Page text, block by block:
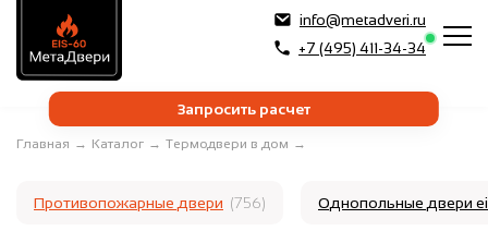
info@metadveri.ru
+7 (495) 411-34-34
Запросить расчет
Главная → Каталог → Термодвери в дом →
Противопожарные двери (756) Однопольные двери